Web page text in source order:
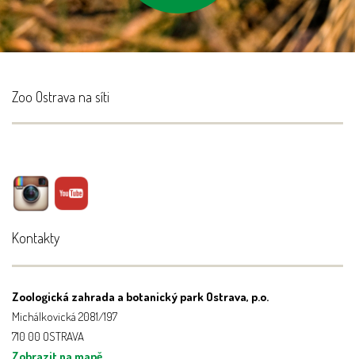
Zoo Ostrava na síti
Kontakty
Zoologická zahrada a botanický park Ostrava, p.o.
Michálkovická 2081/197
710 00 OSTRAVA